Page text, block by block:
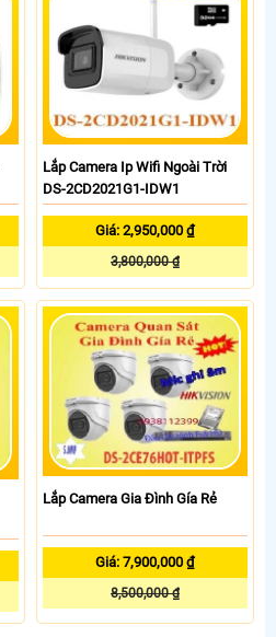
Lắp Camera Ip Wifi Ngoài Trời
DS-2CD2021G1-IDW1
Giá: 2,950,000 ₫
3,800,000 ₫
Lắp Camera Gia Đình Gía Rẻ
Giá: 7,900,000 ₫
8,500,000 ₫